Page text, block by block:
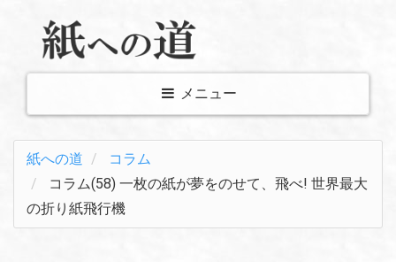
メ
ニ
ュ
表
メニュー
紙への道
コラム
コラム(58) 一枚の紙が夢をのせて、飛べ! 世界最大
の折り紙飛行機